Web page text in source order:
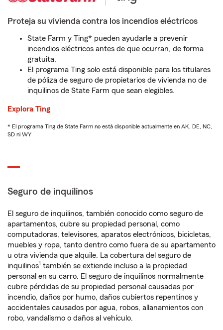
Proteja su vivienda contra los incendios eléctricos
State Farm y Ting* pueden ayudarle a prevenir
incendios eléctricos antes de que ocurran, de forma
gratuita.
El programa Ting solo está disponible para los titulares
de póliza de seguro de propietarios de vivienda no de
inquilinos de State Farm que sean elegibles.
Explora Ting
* El programa Ting de State Farm no está disponible actualmente en AK, DE, NC,
SD ni WY
Seguro de inquilinos
El seguro de inquilinos, también conocido como seguro de
apartamentos, cubre su propiedad personal, como
computadoras, televisores, aparatos electrónicos, bicicletas,
muebles y ropa, tanto dentro como fuera de su apartamento
u otra vivienda que alquile. La cobertura del seguro de
inquilinos1 también se extiende incluso a la propiedad
personal en su carro. El seguro de inquilinos normalmente
cubre pérdidas de su propiedad personal causadas por
incendio, daños por humo, daños cubiertos repentinos y
accidentales causados por agua, robos, allanamientos con
robo, vandalismo o daños al vehículo.